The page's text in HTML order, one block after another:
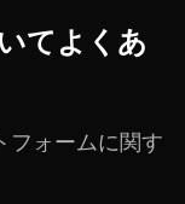
てよくあ
フォームに関す